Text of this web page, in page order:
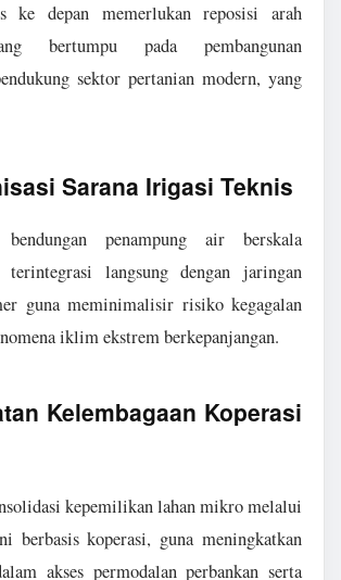
ke depan memerlukan reposisi arah
bertumpu pada pembangunan
sektor pertanian modern, yang
Sarana Irigasi Teknis
bendungan penampung air berskala
langsung dengan jaringan
guna meminimalisir risiko kegagalan
iklim ekstrem berkepanjangan.
Kelembagaan Koperasi
kepemilikan lahan mikro melalui
berbasis koperasi, guna meningkatkan
akses permodalan perbankan serta